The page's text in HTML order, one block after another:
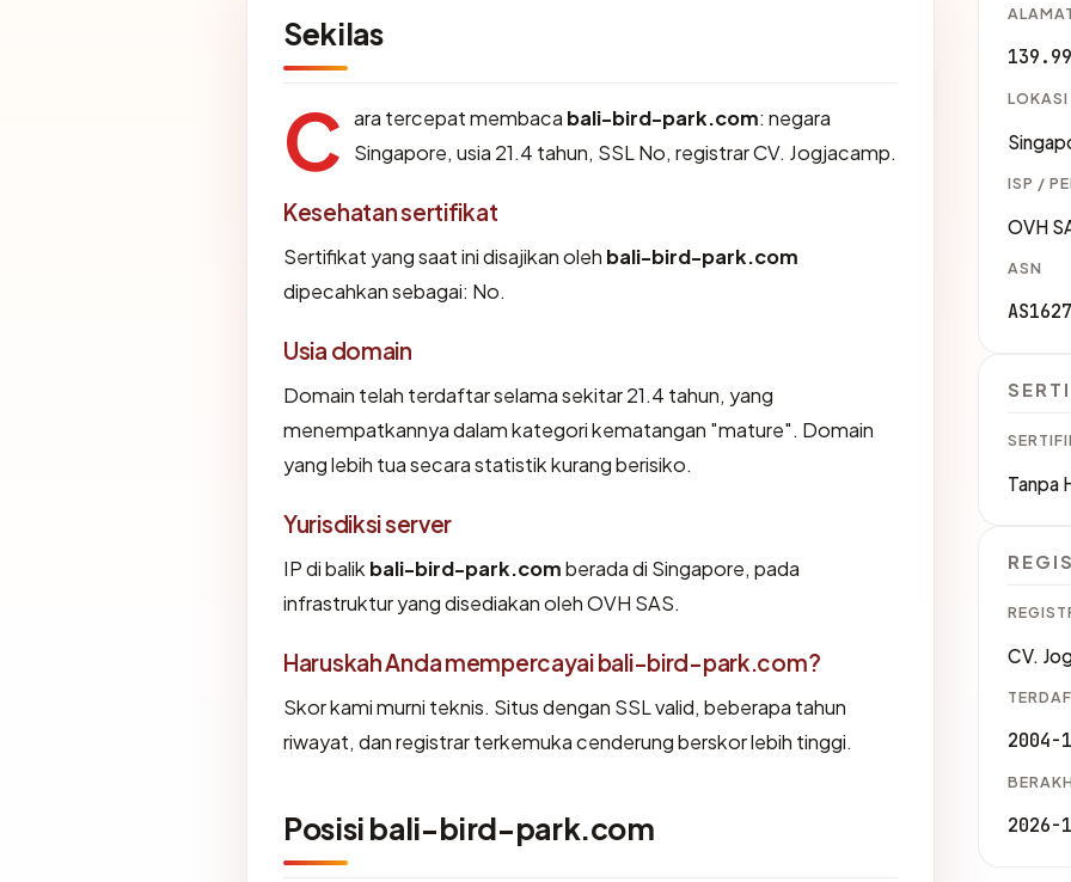
Sekilas
C ara tercepat membaca bali-bird-park.com: negara
Singapore, usia 21.4 tahun, SSL No, registrar CV. Jogjacamp.
Kesehatan sertifikat
Sertifikat yang saat ini disajikan oleh bali-bird-park.com
dipecahkan sebagai: No.
Usia domain
Domain telah terdaftar selama sekitar 21.4 tahun, yang
menempatkannya dalam kategori kematangan "mature". Domain
yang lebih tua secara statistik kurang berisiko.
Yurisdiksi server
IP di balik bali-bird-park.comberada di Singapore, pada
infrastruktur yang disediakan oleh OVH SAS.
Haruskah Anda mempercayai bali-bird-park.com?
Skor kami murni teknis. Situs dengan SSL valid, beberapa tahun
riwayat, dan registrar terkemuka cenderung berskor lebih tinggi.
Posisi bali-bird-park.com
LOKASI
ISP /
OVH
ASN
Tanpa
CV.
2004-
2026-